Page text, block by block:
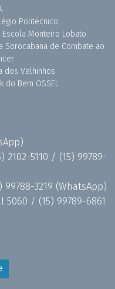
Politécnico
Escola Monteiro Lobato
Sorocabana de Combate ao
dos Velhinhos
do Bem OSSEL
2102-5110 / (15) 99789-
99788-3219 (WhatsApp)
5060 / (15) 99789-6861